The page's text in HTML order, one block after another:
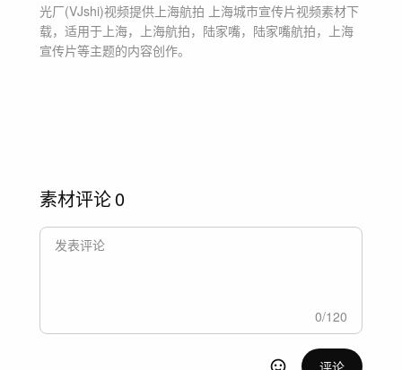
光厂(VJshi)视频提供 上海航拍 上海城市宣传片视频素材下
载，适用于 上海，上海航拍，陆家嘴，陆家嘴航拍，上海
宣传片等主题的内容创作。
素材评论0
0/120
评论